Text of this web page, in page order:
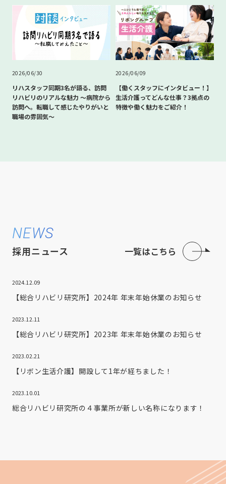
2026/06/30
リハスタッフ同期3名が語る、訪問
リハビリのリアルな魅力 〜病院から
訪問へ。転職して感じたやりがいと
職場の雰囲気〜
2026/06/09
【働くスタッフにインタビュー！】
生活介護ってどんな仕事？3拠点の
特徴や働く魅力をご紹介！
NEWS
採用ニュース 一覧はこちら
2024.12.09
【総合リハビリ研究所】2024年 年末年始休業のお知らせ
2023.12.11
【総合リハビリ研究所】2023年 年末年始休業のお知らせ
2023.02.21
【リボン生活介護】開設して1年が経ちました！
2023.10.01
総合リハビリ研究所の４事業所が新しい名称になります！